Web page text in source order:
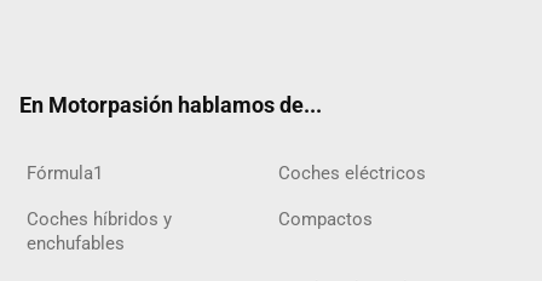
En Motorpasión hablamos de...
Fórmula1 Coches eléctricos
Coches híbridos y
enchufables
Compactos